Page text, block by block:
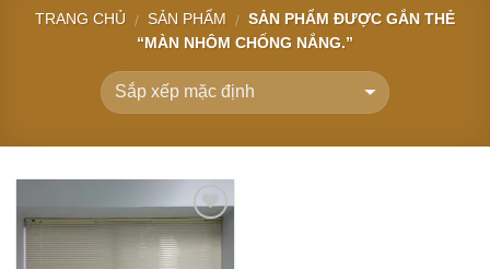
TRANG CHỦ / SẢN PHẨM / SẢN PHẨM ĐƯỢC GẮN THẺ
“MÀN NHÔM CHỐNG NẮNG.”